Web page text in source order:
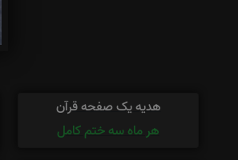
هدیه یک صفحه قرآن
هر ماه سه ختم کامل